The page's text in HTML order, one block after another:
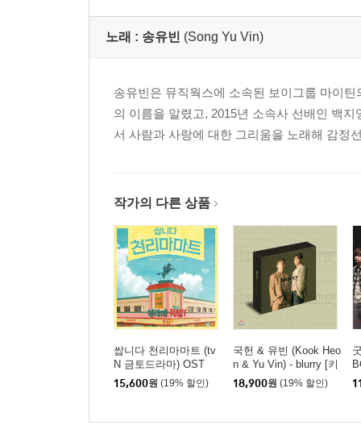
노래 : 송유빈 (Song Yu Vin)
송유빈은 뮤직웍스에 소속된 보이그룹 마이
의 이름을 알렸고, 2015년 소속사 선배인 백
서 사람과 사랑에 대한 그리움을 노래해 감정
작가의 다른 상품
쌉니다 천리마마트 (tv
N 금토드라마) OST
15,600원 (19% 할인)
국헌 & 유빈 (Kook Heo
n & Yu Vin) - blurry [키
트 앨범]
18,900원 (19% 할인)